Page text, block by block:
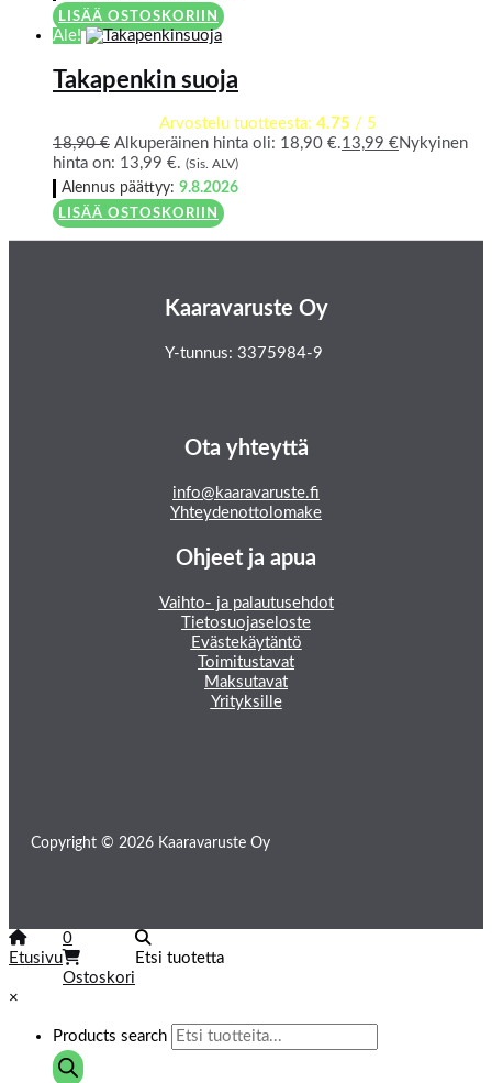
LISÄÄ OSTOSKORIIN
Ale!
Takapenkin suoja
Arvostelu tuotteesta: 4.75 / 5
18,90€ Alkuperäinen hinta oli: 18,90 €.13,99 €Nykyinen
hinta on: 13,99 €. (Sis. ALV)
Alennus päättyy: 9.8.2026
LISÄÄ OSTOSKORIIN
Kaaravaruste Oy
Y-tunnus: 3375984-9
Ota yhteyttä
info@kaaravaruste.fi
Yhteydenottolomake
Ohjeet ja apua
Vaihto- ja palautusehdot
Tietosuojaseloste
Evästekäytäntö
Toimitustavat
Maksutavat
Yrityksille
Copyright © 2026 Kaaravaruste Oy
Etusivu
0
Ostoskori
Etsi tuotetta
×
Products search